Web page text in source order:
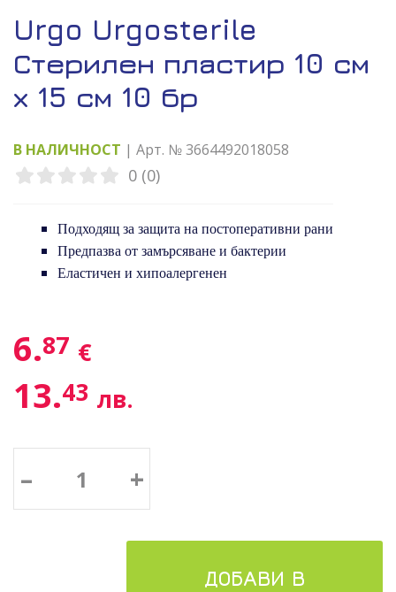
Urgo Urgosterile
Стерилен пластир 10 см
х 15 см 10 бр
В НАЛИЧНОСТ | Арт. № 3664492018058
0 (0)
Подходящ за защита на постоперативни рани
Предпазва от замърсяване и бактерии
Еластичен и хипоалергенен
6.87 €
13.43 лв.
– +
ДОБАВИ В